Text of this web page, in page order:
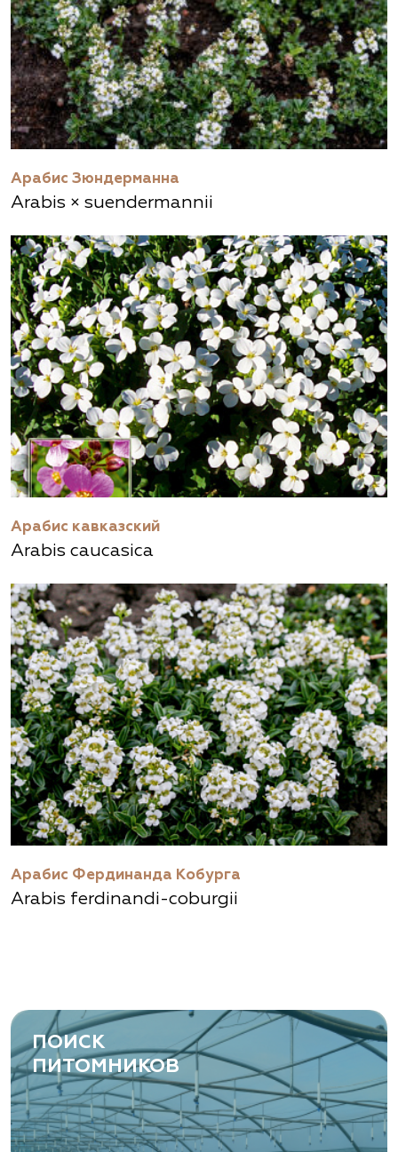
Арабис Зюндерманна
Arabis × suendermannii
Арабис кавказский
Arabis caucasica
Арабис Фердинанда Кобурга
Arabis ferdinandi-coburgii
ПОИСК
ПИТОМНИКОВ